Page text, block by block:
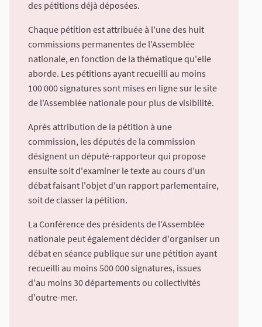
des pétitions déjà déposées.
Chaque pétition est attribuée à l'une des huit
commissions permanentes de l'Assemblée
nationale, en fonction de la thématique qu'elle
aborde. Les pétitions ayant recueilli au moins
100 000 signatures sont mises en ligne sur le site
de l'Assemblée nationale pour plus de visibilité.
Après attribution de la pétition à une
commission, les députés de la commission
désignent un député-rapporteur qui propose
ensuite soit d'examiner le texte au cours d'un
débat faisant l'objet d'un rapport parlementaire,
soit de classer la pétition.
La Conférence des présidents de l'Assemblée
nationale peut également décider d'organiser un
débat en séance publique sur une pétition ayant
recueilli au moins 500 000 signatures, issues
d'au moins 30 départements ou collectivités
d'outre-mer.